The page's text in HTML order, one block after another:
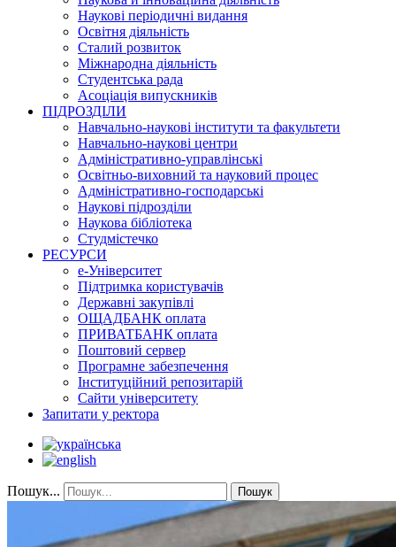
Наукові періодичні видання
Освітня діяльність
Сталий розвиток
Міжнародна діяльність
Студентська рада
Асоціація випускників
ПІДРОЗДІЛИ
Навчально-наукові інститути та факультети
Навчально-наукові центри
Адміністративно-управлінські
Освітньо-виховний та науковий процес
Адміністративно-господарські
Наукові підрозділи
Наукова бібліотека
Студмістечко
РЕСУРСИ
е-Університет
Підтримка користувачів
Державні закупівлі
ОЩАДБАНК оплата
ПРИВАТБАНК оплата
Поштовий сервер
Програмне забезпечення
Інституційний репозитарій
Сайти університету
Запитати у ректора
Пошук... Пошук